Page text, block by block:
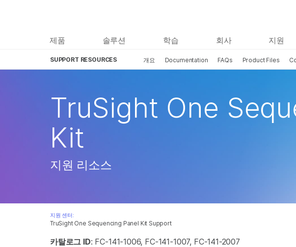
제품 솔루션 학습 회사 지원
SUPPORT RESOURCES 개요 Documentation FAQs Product Files
TruSight One Sequencing Panel Kit Support
TruSight One
Kit
지원 리소스
지원 센터:
카탈로그 ID: FC-141-1006, FC-141-1007, FC-141-2007
보다 관련성이 높은
관심 분야를 선택해
암 연구
복합 질환 연구